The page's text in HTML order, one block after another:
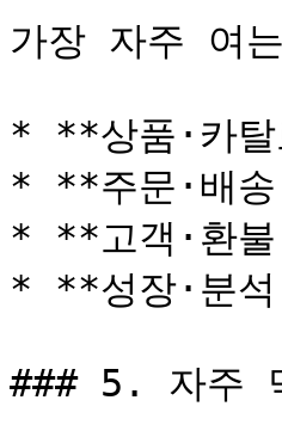
가장 자주 여
* **상품·카
* **주문·배
* **고객·환
* **성장·분
### 5. 자주